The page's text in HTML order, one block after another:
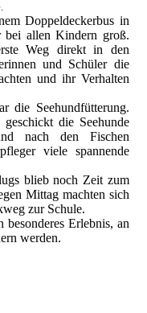
Doppeldeckerbus in
bei allen Kindern groß.
Weg direkt in den
und Schüler die
und ihr Verhalten
die Seehundfütterung.
die Seehunde
nach den Fischen
viele spannende
blieb noch Zeit zum
Mittag machten sich
zur Schule.
Erlebnis, an
werden.